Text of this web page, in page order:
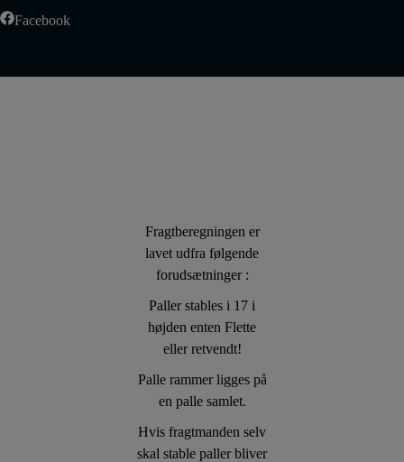
Facebook
Fragtberegningen er
lavet udfra følgende
forudsætninger :
Paller stables i 17 i
højden enten Flette
eller retvendt!
Palle rammer ligges på
en palle samlet.
Hvis fragtmanden selv
skal stable paller bliver